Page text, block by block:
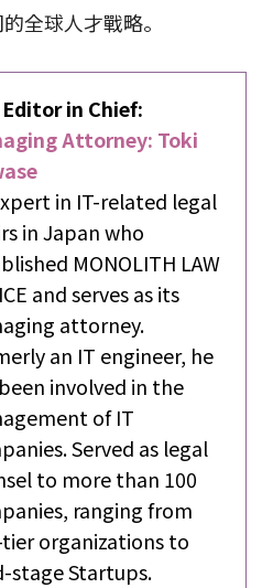
全球人才戰略。
in Chief:
Attorney: Toki
in IT-related legal
in Japan who
MONOLITH LAW
and serves as its
attorney.
an IT engineer, he
involved in the
of IT
Served as legal
to more than 100
ranging from
organizations to
stage Startups.